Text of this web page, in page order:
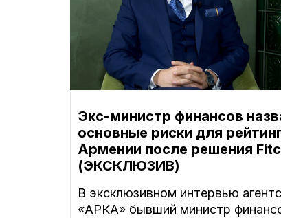
Экс-министр финансов
основные риски для
Армении после решения
(ЭКСКЛЮЗИВ)
В эксклюзивном интервью
«АРКА» бывший министр